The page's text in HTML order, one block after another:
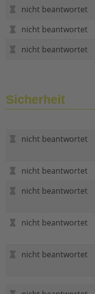
nicht beantwortet
nicht beantwortet
nicht beantwortet
Sicherheit
nicht beantwortet
nicht beantwortet
nicht beantwortet
nicht beantwortet
nicht beantwortet